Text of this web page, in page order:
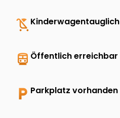
child_friendly Kinderwagentauglich
directions_transit Öffentlich erreichbar
local_parking Parkplatz vorhanden